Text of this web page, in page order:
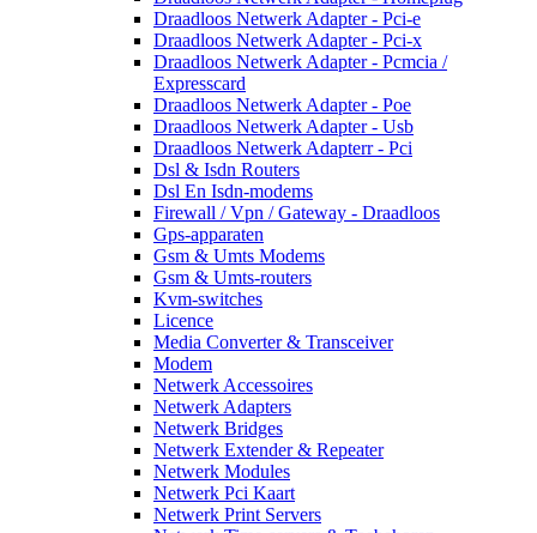
Draadloos Netwerk Adapter - Pci-e
Draadloos Netwerk Adapter - Pci-x
Draadloos Netwerk Adapter - Pcmcia /
Expresscard
Draadloos Netwerk Adapter - Poe
Draadloos Netwerk Adapter - Usb
Draadloos Netwerk Adapterr - Pci
Dsl & Isdn Routers
Dsl En Isdn-modems
Firewall / Vpn / Gateway - Draadloos
Gps-apparaten
Gsm & Umts Modems
Gsm & Umts-routers
Kvm-switches
Licence
Media Converter & Transceiver
Modem
Netwerk Accessoires
Netwerk Adapters
Netwerk Bridges
Netwerk Extender & Repeater
Netwerk Modules
Netwerk Pci Kaart
Netwerk Print Servers